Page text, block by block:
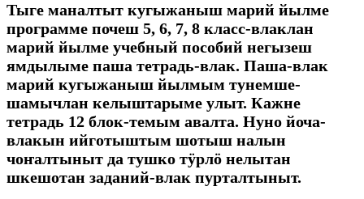
Тыге маналтыт кугыжаныш марий йылме
программе почеш 5, 6, 7, 8 класс-влаклан
марий йылме учебный пособий негызеш
ямдылыме паша тетрадь-влак. Паша-влак
марий кугыжаныш йылмым тунемше-
шамычлан келыштарыме улыт. Кажне
тетрадь 12 блок-темым авалта. Нуно йоча-
влакын ийготыштым шотыш налын
чоҥалтыныт да тушко тӱрлӧ нелытан
шкешотан заданий-влак пурталтыныт.